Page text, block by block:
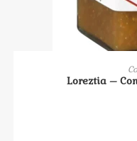
Loreztia –